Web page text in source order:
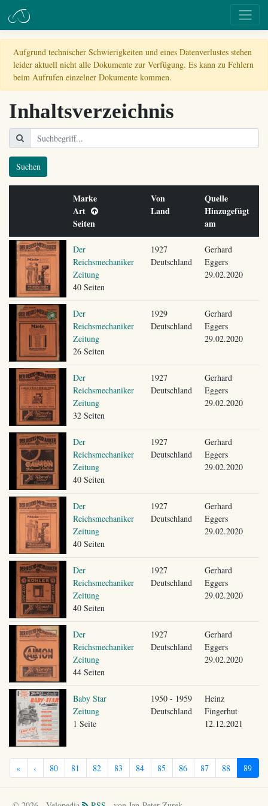
Aufgrund technischer Schwierigkeiten und eines Datenverlustes stehen
leider aktuell nicht alle Dokumente zur Verfügung. Es kann zu Fehlern
beim Aufrufen einzelner Dokumente kommen.
Inhaltsverzeichnis
Suchen
Marke
Art
Seiten
Von
Land
Quelle
Hinzugefügt
am
Der
Reichsmechaniker
Zeitung
40 Seiten
1927
Deutschland
Gerhard
Eggers
29.02.2020
Der
Reichsmechaniker
Zeitung
26 Seiten
1929
Deutschland
Gerhard
Eggers
29.02.2020
Der
Reichsmechaniker
Zeitung
32 Seiten
1927
Deutschland
Gerhard
Eggers
29.02.2020
Der
Reichsmechaniker
Zeitung
40 Seiten
1927
Deutschland
Gerhard
Eggers
29.02.2020
Der
Reichsmechaniker
Zeitung
40 Seiten
1927
Deutschland
Gerhard
Eggers
29.02.2020
Der
Reichsmechaniker
Zeitung
40 Seiten
1927
Deutschland
Gerhard
Eggers
29.02.2020
Der
Reichsmechaniker
Zeitung
44 Seiten
1927
Deutschland
Gerhard
Eggers
29.02.2020
Baby Star
Zeitung
1 Seite
1950 - 1959
Deutschland
Heinz
Fingerhut
12.12.2021
« ‹ 80 81 82 83 84 85 86 87 88 89